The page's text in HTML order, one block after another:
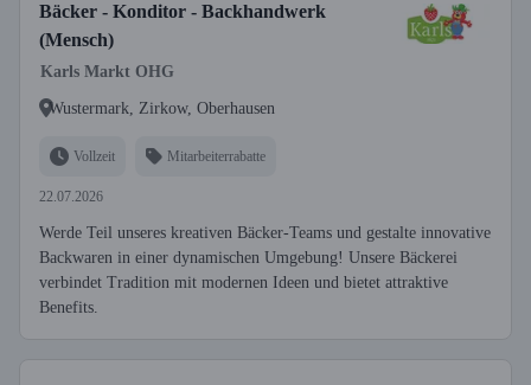
Bäcker - Konditor - Backhandwerk
(Mensch)
Karls Markt OHG
Wustermark, Zirkow, Oberhausen
Vollzeit Mitarbeiterrabatte
22.07.2026
Werde Teil unseres kreativen Bäcker-Teams und gestalte innovative
Backwaren in einer dynamischen Umgebung! Unsere Bäckerei
verbindet Tradition mit modernen Ideen und bietet attraktive
Benefits.